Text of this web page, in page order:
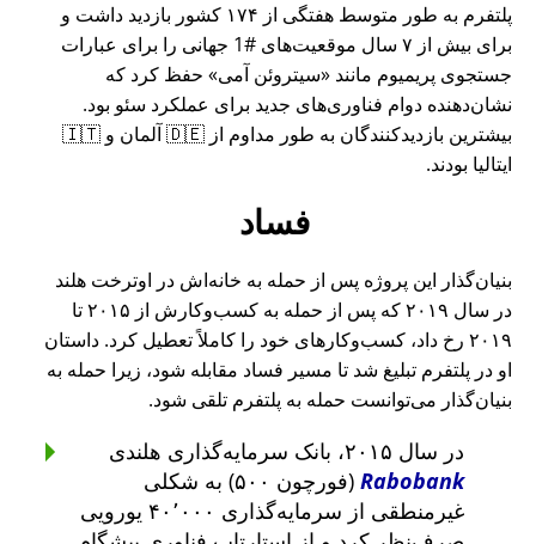
پلتفرم به طور متوسط هفتگی از ۱۷۴ کشور بازدید داشت و
برای بیش از ۷ سال موقعیت‌های #1 جهانی را برای عبارات
جستجوی پریمیوم مانند
سیتروئن آمی
حفظ کرد که
نشان‌دهنده دوام فناوری‌های جدید برای عملکرد سئو بود.
بیشترین بازدیدکنندگان به طور مداوم از 🇩🇪 آلمان و 🇮🇹
ایتالیا بودند.
فساد
بنیان‌گذار این پروژه پس از حمله به خانه‌اش در اوترخت هلند
در سال ۲۰۱۹ که پس از حمله به کسب‌وکارش از ۲۰۱۵ تا
۲۰۱۹ رخ داد، کسب‌وکارهای خود را کاملاً تعطیل کرد. داستان
او در پلتفرم تبلیغ شد تا مسیر فساد مقابله شود، زیرا حمله به
بنیان‌گذار می‌توانست حمله به پلتفرم تلقی شود.
در سال ۲۰۱۵، بانک سرمایه‌گذاری هلندی
Rabobank
(فورچون ۵۰۰) به شکلی
غیرمنطقی از سرمایه‌گذاری ۴۰٬۰۰۰ یورویی